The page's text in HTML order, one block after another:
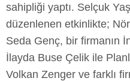
sahipliği yaptı. Selçuk
düzenlenen etkinlikte;
Seda Genç, bir firmanın
İlayda Buse Çelik ile
Volkan Zenger ve farklı